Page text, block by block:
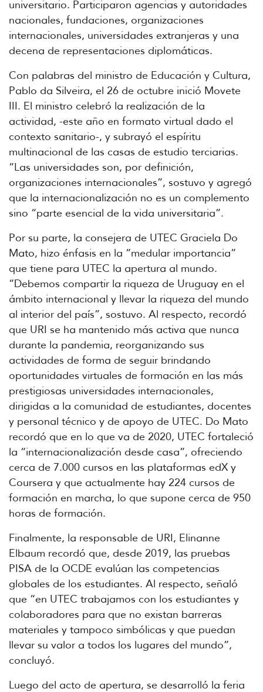
universitario. Participaron agencias y autoridades
nacionales, fundaciones, organizaciones
internacionales, universidades extranjeras y una
decena de representaciones diplomáticas.
Con palabras del ministro de Educación y Cultura,
Pablo da Silveira, el 26 de octubre inició Movete
III. El ministro celebró la realización de la
actividad, -este año en formato virtual dado el
contexto sanitario-, y subrayó el espíritu
multinacional de las casas de estudio terciarias.
“Las universidades son, por definición,
organizaciones internacionales”, sostuvo y agregó
que la internacionalización no es un complemento
sino “parte esencial de la vida universitaria”.
Por su parte, la consejera de UTEC Graciela Do
Mato, hizo énfasis en la “medular importancia”
que tiene para UTEC la apertura al mundo.
“Debemos compartir la riqueza de Uruguay en el
ámbito internacional y llevar la riqueza del mundo
al interior del país”, sostuvo. Al respecto, recordó
que URI se ha mantenido más activa que nunca
durante la pandemia, reorganizando sus
actividades de forma de seguir brindando
oportunidades virtuales de formación en las más
prestigiosas universidades internacionales,
dirigidas a la comunidad de estudiantes, docentes
y personal técnico y de apoyo de UTEC. Do Mato
recordó que en lo que va de 2020, UTEC fortaleció
la “internacionalización desde casa”, ofreciendo
cerca de 7.000 cursos en las plataformas edX y
Coursera y que actualmente hay 224 cursos de
formación en marcha, lo que supone cerca de 950
horas de formación.
Finalmente, la responsable de URI, Elinanne
Elbaum recordó que, desde 2019, las pruebas
PISA de la OCDE evalúan las competencias
globales de los estudiantes. Al respecto, señaló
que “en UTEC trabajamos con los estudiantes y
colaboradores para que no existan barreras
materiales y tampoco simbólicas y que puedan
llevar su valor a todos los lugares del mundo”,
concluyó.
Luego del acto de apertura, se desarrolló la feria